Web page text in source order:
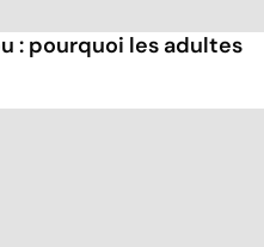
: pourquoi les adultes